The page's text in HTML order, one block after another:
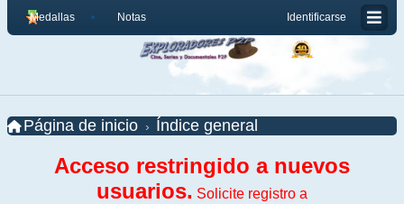
Identificarse
Medallas Notas
Página de inicio Índice general
Acceso restringido a nuevos
usuarios. Solicite registro a